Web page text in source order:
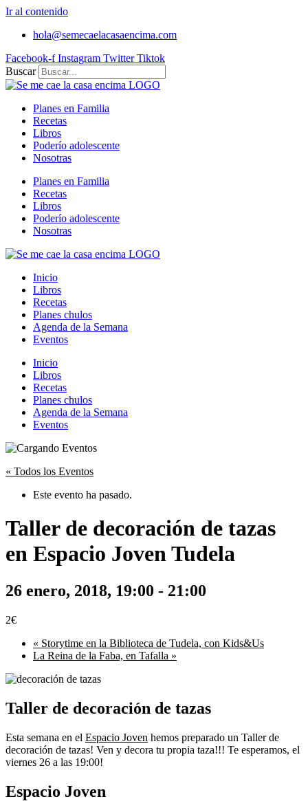
Ir al contenido
hola@semecaelacasaencima.com
Facebook-f Instagram Twitter Tiktok
Buscar
Planes en Familia
Recetas
Libros
Poderío adolescente
Nosotras
Planes en Familia
Recetas
Libros
Poderío adolescente
Nosotras
Inicio
Libros
Recetas
Planes chulos
Agenda de la Semana
Eventos
Inicio
Libros
Recetas
Planes chulos
Agenda de la Semana
Eventos
« Todos los Eventos
Este evento ha pasado.
Taller de decoración de tazas
en Espacio Joven Tudela
26 enero, 2018, 19:00 - 21:00
2€
« Storytime en la Biblioteca de Tudela, con Kids&Us
La Reina de la Faba, en Tafalla »
Taller de decoración de tazas
Esta semana en el Espacio Joven hemos preparado un Taller de
decoración de tazas! Ven y decora tu propia taza!!! Te esperamos, el
viernes 26 a las 19:00!
Espacio Joven